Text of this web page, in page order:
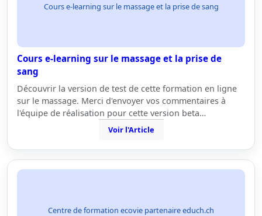
Cours e-learning sur le massage et la prise de sang
Cours e-learning sur le massage et la prise de
sang
Découvrir la version de test de cette formation en ligne
sur le massage. Merci d'envoyer vos commentaires à
l'équipe de réalisation pour cette version beta…
Voir l'Article
Centre de formation ecovie partenaire educh.ch